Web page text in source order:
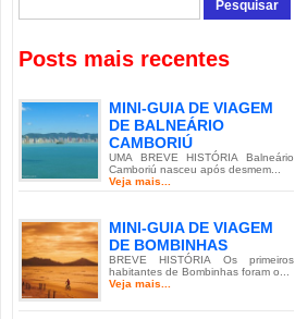
Posts mais recentes
MINI-GUIA DE VIAGEM
DE BALNEÁRIO
CAMBORIÚ
UMA BREVE HISTÓRIA Balneário
Camboriú nasceu após desmem...
Veja mais...
MINI-GUIA DE VIAGEM
DE BOMBINHAS
BREVE HISTÓRIA Os primeiros
habitantes de Bombinhas foram o...
Veja mais...